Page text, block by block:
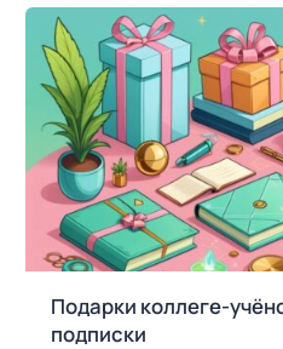
Подарки коллеге-
подписки